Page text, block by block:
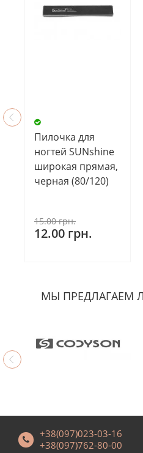
Пилочка для
ногтей SUNshine
широкая прямая,
черная (80/120)
15.00 грн.
12.00 грн.
МЫ ПРЕДЛАГАЕМ
+38(097)023-03-16
+38(097)762-80-00